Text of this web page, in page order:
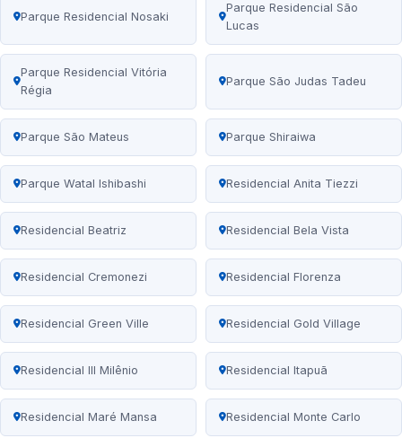
Parque Residencial Nosaki
Parque Residencial São
Lucas
Parque Residencial Vitória
Régia
Parque São Judas Tadeu
Parque São Mateus Parque Shiraiwa
Parque Watal Ishibashi Residencial Anita Tiezzi
Residencial Beatriz Residencial Bela Vista
Residencial Cremonezi Residencial Florenza
Residencial Green Ville Residencial Gold Village
Residencial III Milênio Residencial Itapuã
Residencial Maré Mansa Residencial Monte Carlo